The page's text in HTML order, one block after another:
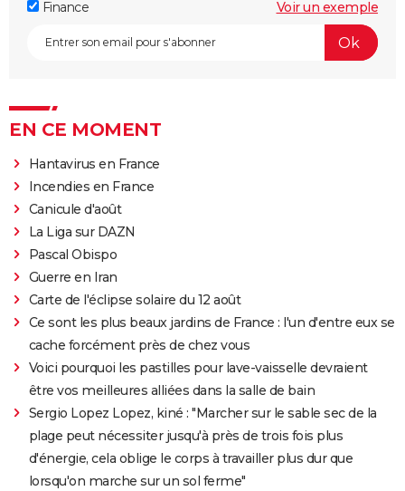
Finance Voir un exemple
EN CE MOMENT
Hantavirus en France
Incendies en France
Canicule d'août
La Liga sur DAZN
Pascal Obispo
Guerre en Iran
Carte de l'éclipse solaire du 12 août
Ce sont les plus beaux jardins de France : l'un d'entre eux se
cache forcément près de chez vous
Voici pourquoi les pastilles pour lave-vaisselle devraient
être vos meilleures alliées dans la salle de bain
Sergio Lopez Lopez, kiné : "Marcher sur le sable sec de la
plage peut nécessiter jusqu'à près de trois fois plus
d'énergie, cela oblige le corps à travailler plus dur que
lorsqu'on marche sur un sol ferme"